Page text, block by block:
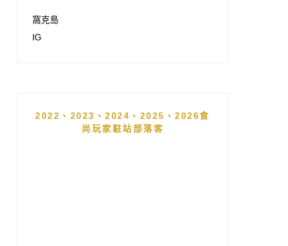
窩克島
IG
2022、2023、2024、2025、2026食
尚玩家駐站部落客